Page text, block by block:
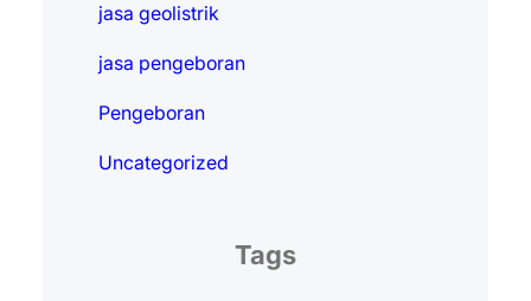
jasa geolistrik
jasa pengeboran
Pengeboran
Uncategorized
Tags